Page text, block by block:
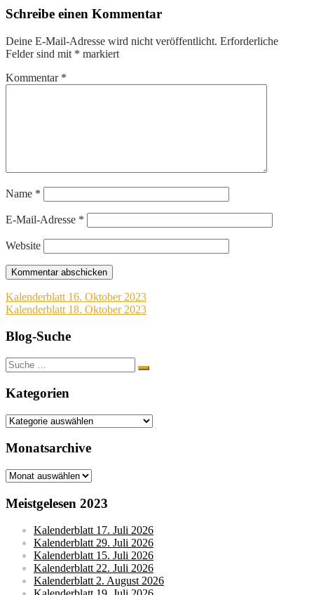
Schreibe einen Kommentar
Deine E-Mail-Adresse wird nicht veröffentlicht. Erforderliche
Felder sind mit * markiert
Kommentar *
Name *
E-Mail-Adresse *
Website
Beitragsnavigation
Kalenderblatt 16. Oktober 2023
Kalenderblatt 18. Oktober 2023
Blog-Suche
Suche
nach:
Kategorien
Kategorien
Monatsarchive
Monatsarchive
Meistgelesen 2023
Kalenderblatt 17. Juli 2026
Kalenderblatt 29. Juli 2026
Kalenderblatt 15. Juli 2026
Kalenderblatt 22. Juli 2026
Kalenderblatt 2. August 2026